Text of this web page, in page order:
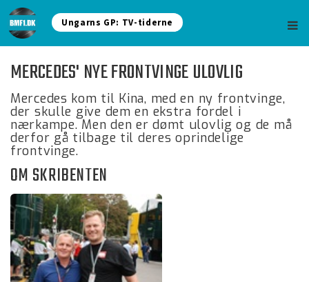
Ungarns GP: TV-tiderne
MERCEDES' NYE FRONTVINGE ULOVLIG
Mercedes kom til Kina, med en ny frontvinge,
der skulle give dem en ekstra fordel i
nærkampe. Men den er dømt ulovlig og de må
derfor gå tilbage til deres oprindelige
frontvinge.
OM SKRIBENTEN